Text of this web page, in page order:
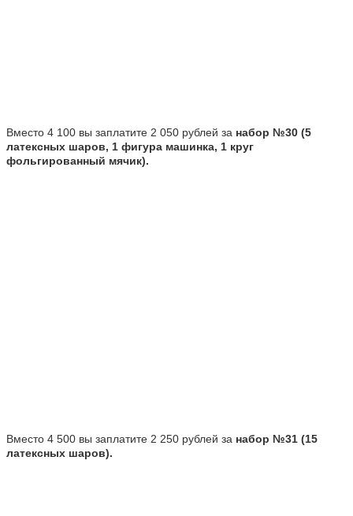
Вместо 4 100 вы заплатите 2 050 рублей за набор №30 (5
латексных шаров, 1 фигура машинка, 1 круг
фольгированный мячик).
Вместо 4 500 вы заплатите 2 250 рублей за набор №31 (15
латексных шаров).